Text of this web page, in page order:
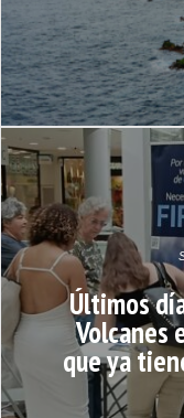
Últimos
Volcanes
que ya